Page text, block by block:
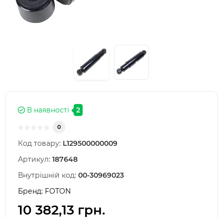
В наявності 2
0
Код товару: L129500000009
Артикул: 187648
Внутрішній код: 00-30969023
Бренд: FOTON
10 382,13 грн.